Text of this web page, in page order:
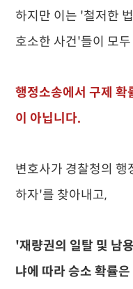
하지만 이는 '철저한
호소한 사건'들이 모
행정소송에서 구제 확
이 아닙니다.
변호사가 경찰청의 행
하자'를 찾아내고,
'재량권의 일탈 및 남
냐에 따라 승소 확률